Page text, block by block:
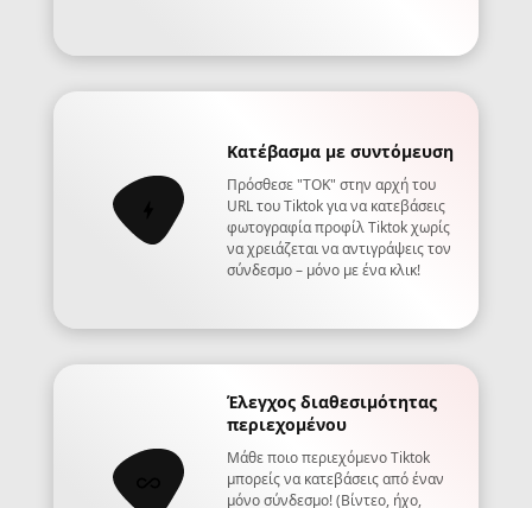
Κατέβασμα με συντόμευση
Πρόσθεσε "TOK" στην αρχή του
URL του Tiktok για να κατεβάσεις
φωτογραφία προφίλ Tiktok χωρίς
να χρειάζεται να αντιγράψεις τον
σύνδεσμο – μόνο με ένα κλικ!
Έλεγχος διαθεσιμότητας
περιεχομένου
Μάθε ποιο περιεχόμενο Tiktok
μπορείς να κατεβάσεις από έναν
μόνο σύνδεσμο! (Βίντεο, ήχο,